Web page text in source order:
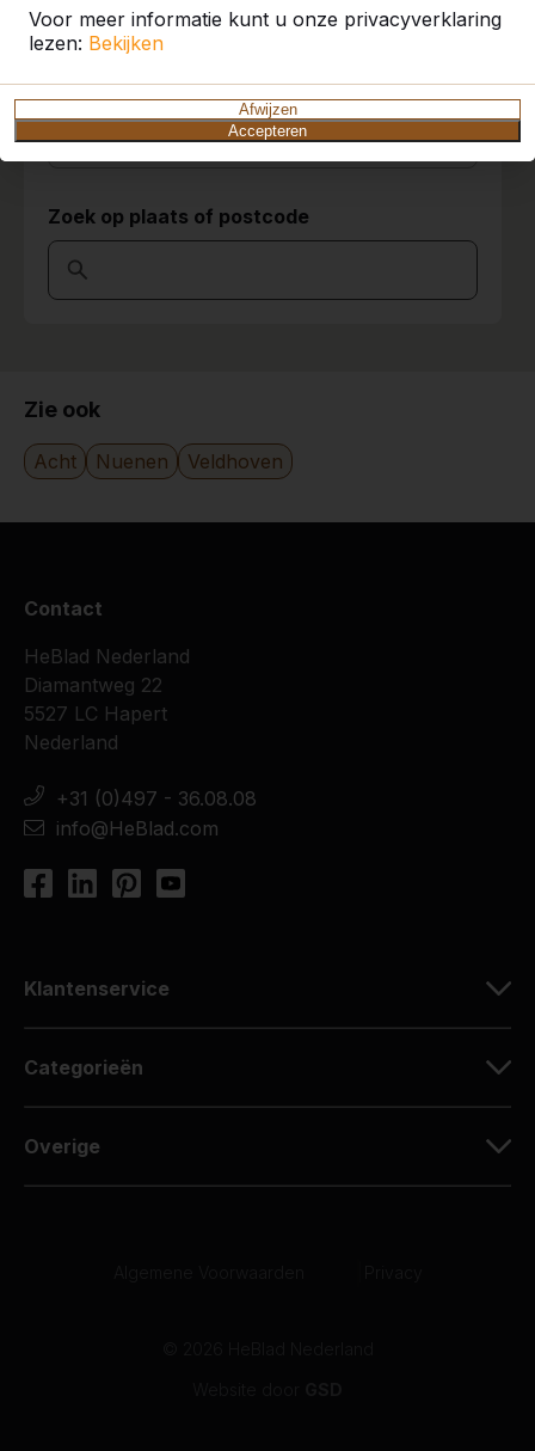
Voor meer informatie kunt u onze privacyverklaring
lezen: Bekijken
Afwijzen
Accepteren
9
Ivm het coronavirus hebben we de
voetbaltafel nog niet kunnen gebruiken. Maar
hij ziet er erg mooi uit.
Helma
15-04-2020
10
Niels silleman
20-12-2017
voetbaltafels bezig te zien. Dan hebben ze
echt pauze !
nu met het mooie weer!
bedankt voor de snelle levering!!
ik kan vanwege privacy geen fot van cliënten
sturen
Alles weergeven
Categorie
Alles weergeven
Zoek op plaats of postcode
Zie ook
Acht Nuenen Veldhoven
Contact
HeBlad Nederland
Diamantweg 22
5527 LC Hapert
Nederland
+31 (0)497 - 36.08.08
info@HeBlad.com
Klantenservice
Categorieën
Overige